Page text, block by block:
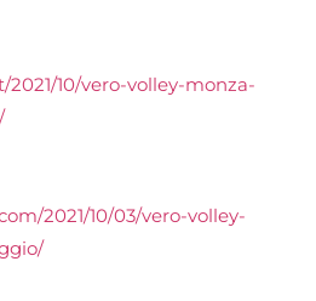
10/vero-volley-monza-
2021/10/03/vero-volley-